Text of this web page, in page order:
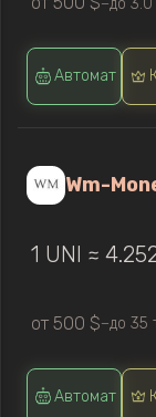
—
Автомат
Wm-
1 UNI ≈
от 500 $—до 35
Автомат